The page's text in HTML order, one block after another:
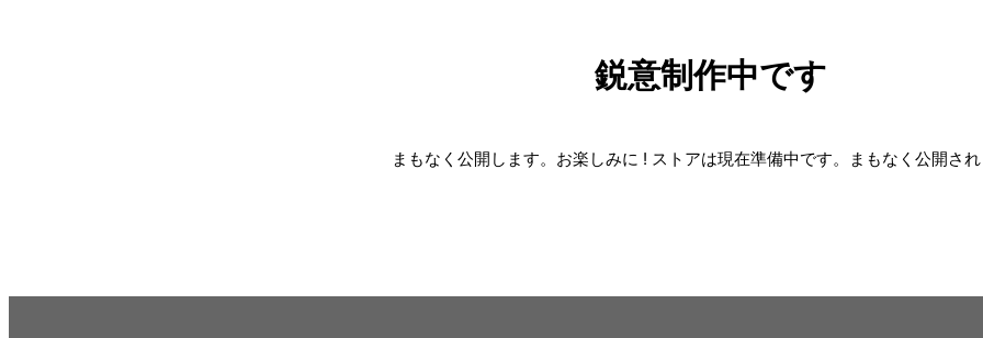
鋭意制作中です
まもなく公開します。お楽しみに ! ストアは現在準備中です。まもなく公開さ